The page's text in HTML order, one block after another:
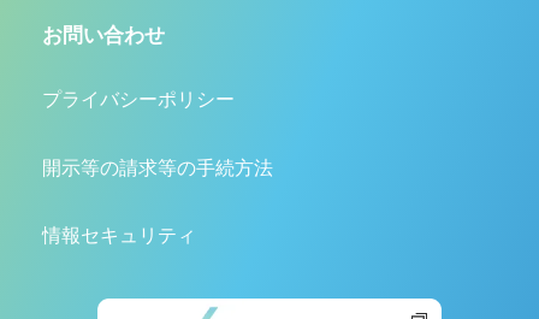
お問い合わせ
プライバシーポリシー
開示等の請求等の手続方法
情報セキュリティ